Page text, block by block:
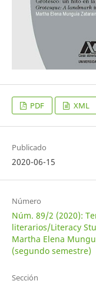
PDF XML
Publicado
2020-06-15
Número
Núm. 89/2 (2020):
literarios/Literacy
Martha Elena
(segundo semestre)
Sección